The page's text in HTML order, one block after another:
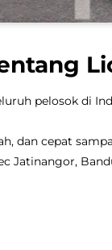
pelosok di
dan cepat
Jatinangor,